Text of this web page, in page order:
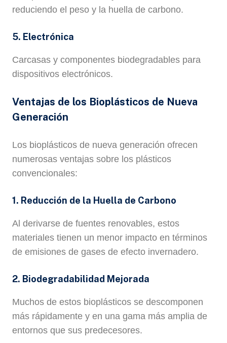
reduciendo el peso y la huella de carbono.
5. Electrónica
Carcasas y componentes biodegradables para
dispositivos electrónicos.
Ventajas de los Bioplásticos de Nueva
Generación
Los bioplásticos de nueva generación ofrecen
numerosas ventajas sobre los plásticos
convencionales:
1. Reducción de la Huella de Carbono
Al derivarse de fuentes renovables, estos
materiales tienen un menor impacto en términos
de emisiones de gases de efecto invernadero.
2. Biodegradabilidad Mejorada
Muchos de estos bioplásticos se descomponen
más rápidamente y en una gama más amplia de
entornos que sus predecesores.